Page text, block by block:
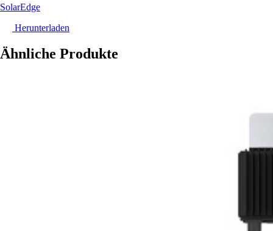
SolarEdge
Herunterladen
Ähnliche Produkte